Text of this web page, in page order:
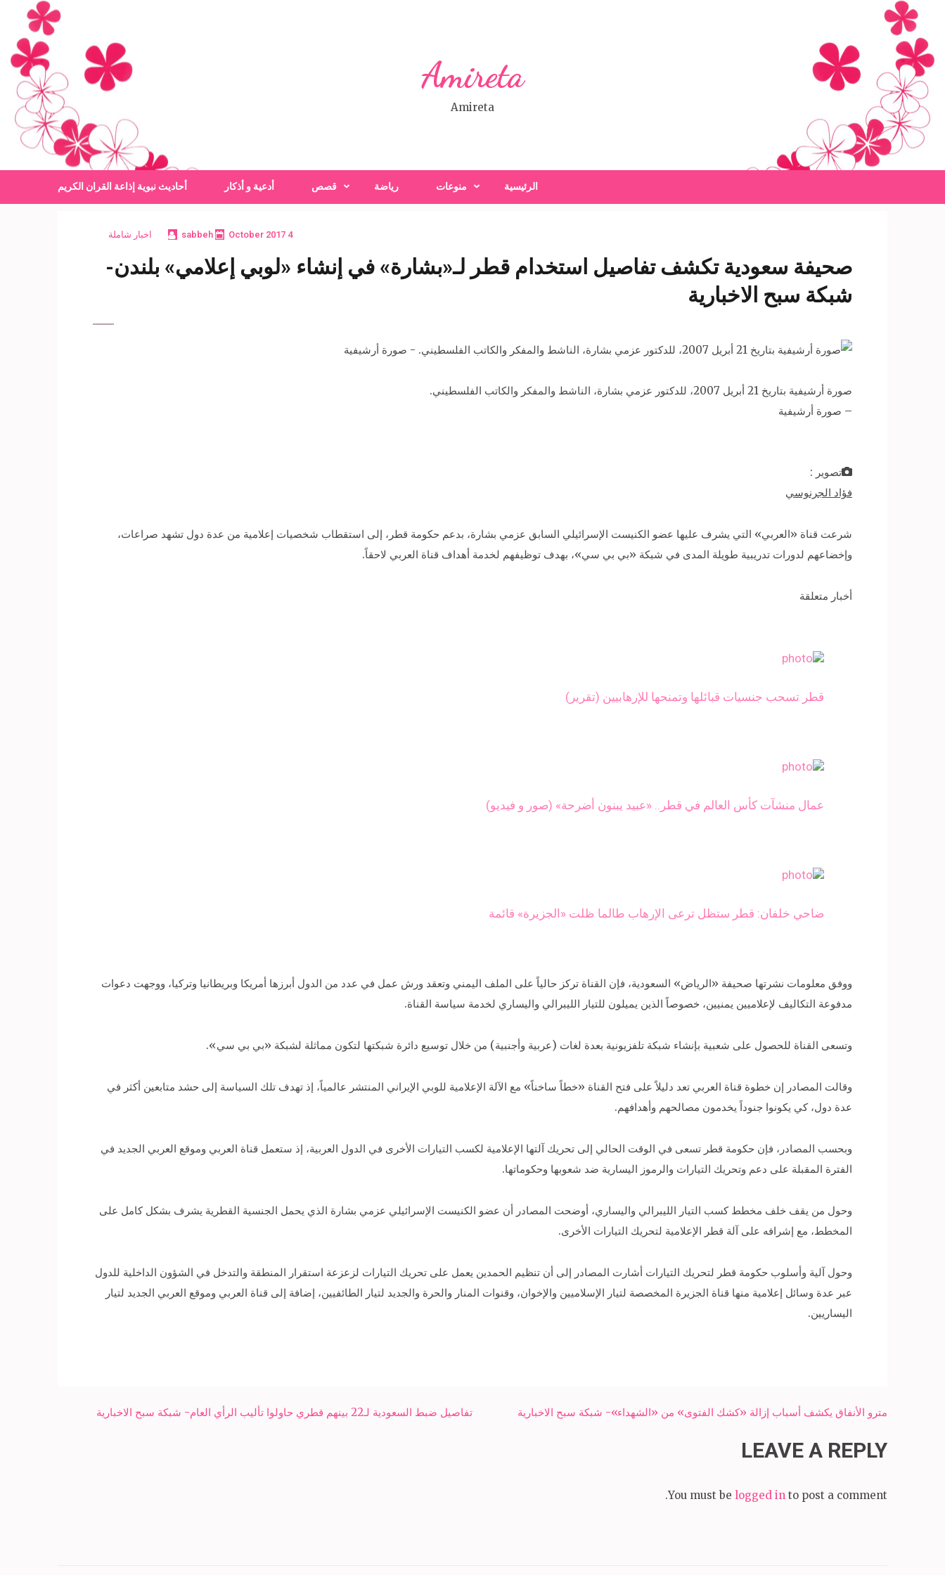
content
(Press
Enter)
Amireta
Amireta
الرئيسية منوعات رياضة قصص أدعية و أذكار أحاديث نبوية إذاعة القران الكريم
4 October 2017
sabbeh اخبار شاملة
صحيفة سعودية تكشف تفاصيل استخدام قطر لـ«بشارة» في إنشاء «لوبي إعلامي» بلندن-
شبكة سبح الاخبارية
صورة أرشيفية بتاريخ 21 أبريل 2007، للدكتور عزمي بشارة، الناشط والمفكر والكاتب الفلسطيني.
– صورة أرشيفية
تصوير :
فؤاد الجرنوسي
شرعت قناة «العربي» التي يشرف عليها عضو الكنيست الإسرائيلي السابق عزمي بشارة، بدعم حكومة قطر، إلى استقطاب شخصيات إعلامية من عدة دول تشهد صراعات،
وإخضاعهم لدورات تدريبية طويلة المدى في شبكة «بي بي سي»، بهدف توظيفهم لخدمة أهداف قناة العربي لاحقاً.
أخبار متعلقة
قطر تسحب جنسيات قبائلها وتمنحها للإرهابيين (تقرير)
عمال منشآت كأس العالم في قطر.. «عبيد يبنون أضرحة» (صور و فيديو)
ضاحي خلفان: قطر ستظل ترعى الإرهاب طالما ظلت «الجزيرة» قائمة
ووفق معلومات نشرتها صحيفة «الرياض» السعودية، فإن القناة تركز حالياً على الملف اليمني وتعقد ورش عمل في عدد من الدول أبرزها أمريكا وبريطانيا وتركيا، ووجهت دعوات
مدفوعة التكاليف لإعلاميين يمنيين، خصوصاً الذين يميلون للتيار الليبرالي واليساري لخدمة سياسة القناة.
وتسعى القناة للحصول على شعبية بإنشاء شبكة تلفزيونية بعدة لغات (عربية وأجنبية) من خلال توسيع دائرة شبكتها لتكون مماثلة لشبكة «بي بي سي».
وقالت المصادر إن خطوة قناة العربي تعد دليلاً على فتح القناة «خطاً ساخناً» مع الآلة الإعلامية للوبي الإيراني المنتشر عالمياً، إذ تهدف تلك السياسة إلى حشد متابعين أكثر في
عدة دول، كي يكونوا جنوداً يخدمون مصالحهم وأهدافهم.
وبحسب المصادر، فإن حكومة قطر تسعى في الوقت الحالي إلى تحريك آلتها الإعلامية لكسب التيارات الأخرى في الدول العربية، إذ ستعمل قناة العربي وموقع العربي الجديد في
الفترة المقبلة على دعم وتحريك التيارات والرموز اليسارية ضد شعوبها وحكوماتها.
وحول من يقف خلف مخطط كسب التيار الليبرالي واليساري، أوضحت المصادر أن عضو الكنيست الإسرائيلي عزمي بشارة الذي يحمل الجنسية القطرية يشرف بشكل كامل على
المخطط، مع إشرافه على آلة قطر الإعلامية لتحريك التيارات الأخرى.
وحول آلية وأسلوب حكومة قطر لتحريك التيارات أشارت المصادر إلى أن تنظيم الحمدين يعمل على تحريك التيارات لزعزعة استقرار المنطقة والتدخل في الشؤون الداخلية للدول
عبر عدة وسائل إعلامية منها قناة الجزيرة المخصصة لتيار الإسلاميين والإخوان، وقنوات المنار والحرة والجديد لتيار الطائفيين، إضافة إلى قناة العربي وموقع العربي الجديد لتيار
اليساريين.
Post
تفاصيل ضبط السعودية لـ22 بينهم قطري حاولوا تأليب الرأي العام- شبكة سبح الاخبارية مترو الأنفاق يكشف أسباب إزالة «كشك الفتوى» من «الشهداء»- شبكة سبح الاخبارية
LEAVE A REPLY
You must be logged in to post a comment.